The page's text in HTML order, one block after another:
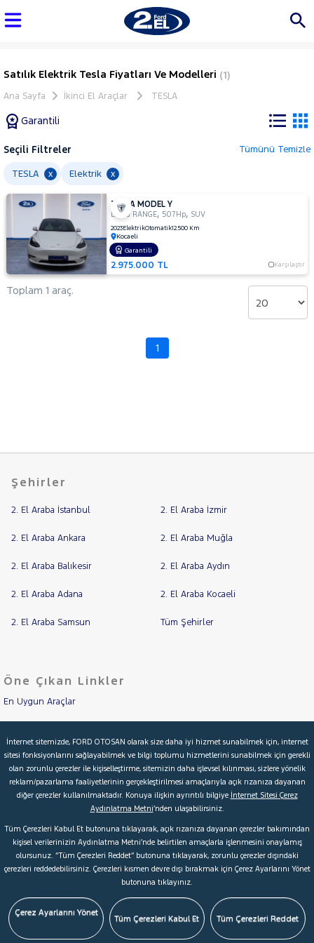
Satılık Elektrik Tesla Fiyatları Ve Modelleri (1)
Ana Sayfa İkinci El Araçlar TESLA
Garantili
Tüm
Araçlar
AUDI
BMC
BMW
HONDA
HYUNDAI
ISUZU
JEEP
KIA
MINI
MITSUBISHI
MOTORSIKLET
NISSAN
OPEL
RENAULT
SEAT
SKODA
SUBARU
TESLA
Şehir
Yakıt
Türü
Tipi
Aktarma
Garanti
Kampanya
ve
Boya
Parça
İlan
Seçili Filtreler Tümünü Temizle
TESLA x Elektrik x
TESLA MODEL Y
LONG RANGE, 507Hp, SUV
2023ElektrikOtomatik12.500 Km
Kocaeli
2.975.000 TL Karşılaştır
Garantili
Toplam 1 araç.
1
Şehirler
2. El Araba İstanbul 2. El Araba İzmir
2. El Araba Ankara 2. El Araba Muğla
2. El Araba Balıkesir 2. El Araba Aydın
2. El Araba Adana 2. El Araba Kocaeli
2. El Araba Samsun Tüm Şehirler
Öne Çıkan Linkler
En Uygun Araçlar
İkinci El Garanti
Kampanyalar
Kredi Hesaplama & Başvuru
© 2026 Ford Türkiye Ford Kurumsal Hakkımızda
Şartlar & Kişisel Verilerin Korunması S.S.S.
Çerez Tercihleri
İnternet sitemizde, FORD OTOSAN olarak size daha iyi hizmet sunabilmek için, internet
sitesi fonksiyonlarını sağlayabilmek ve bilgi toplumu hizmetlerini sunabilmek için gerekli
olan zorunlu çerezler ile kişiselleştirme, sitemizin daha işlevsel kılınması, sizlere yönelik
reklam/pazarlama faaliyetlerinin gerçekleştirilmesi amaçlarıyla açık rızanıza dayanan
diğer çerezler kullanılmaktadır. Konuya ilişkin ayrıntılı bilgiye İnternet Sitesi Çerez
Aydınlatma Metni’nden ulaşabilirsiniz.
Tüm Çerezleri Kabul Et butonuna tıklayarak, açık rızanıza dayanan çerezler bakımından
kişisel verilerinizin Aydınlatma Metni’nde belirtilen amaçlarla işlenmesini onaylamış
olursunuz. “Tüm Çerezleri Reddet” butonuna tıklayarak, zorunlu çerezler dışındaki
çerezleri reddedebilirsiniz. Çerezleri kısmen devre dışı bırakmak için Çerez Ayarlarını Yönet
butonuna tıklayınız.
Çerez Ayarlarını Yönet
Tüm Çerezleri Kabul Et Tüm Çerezleri Reddet